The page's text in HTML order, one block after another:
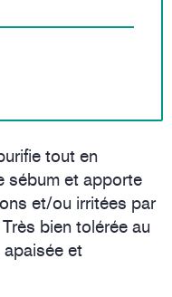
tout en
sébum et apporte
et/ou irritées par
bien tolérée au
et